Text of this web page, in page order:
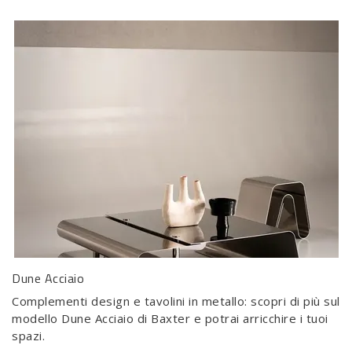
Dune Acciaio
Complementi design e tavolini in metallo: scopri di più sul
modello Dune Acciaio di Baxter e potrai arricchire i tuoi
spazi.